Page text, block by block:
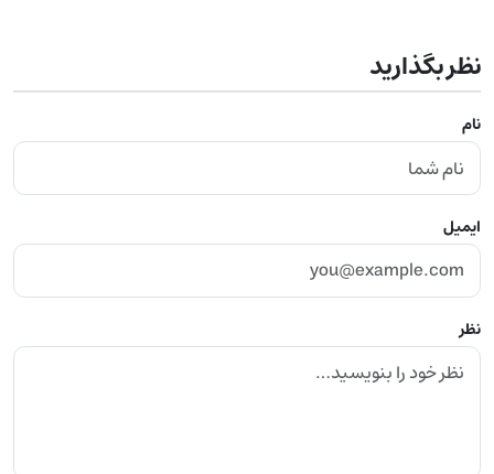
نظر بگذارید
نام
ایمیل
نظر